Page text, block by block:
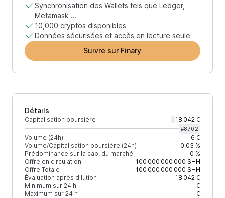
Synchronisation des Wallets tels que Ledger,
Metamask ...
10,000 cryptos disponibles
Données sécurisées et accès en lecture seule
Suivre sur Finary
Détails
Capitalisation boursière - 18 042 €
#8702
Volume (24h)
6 €
Volume/Capitalisation boursière (24h)
0,03 %
Prédominance sur la cap. du marché
0 %
Offre en circulation
100 000 000 000 SHH
Offre Totale
100 000 000 000 SHH
Évaluation après dilution
18 042 €
Minimum sur 24 h
- €
Maximum sur 24 h
- €